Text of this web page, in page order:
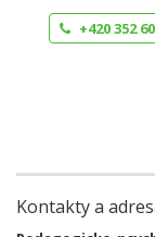
+420 352
Kontakty a